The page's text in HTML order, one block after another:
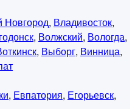
Новгород, Владивосток,
, Волжский, Вологда,
, Выборг, Винница,
, Евпатория, Егорьевск,